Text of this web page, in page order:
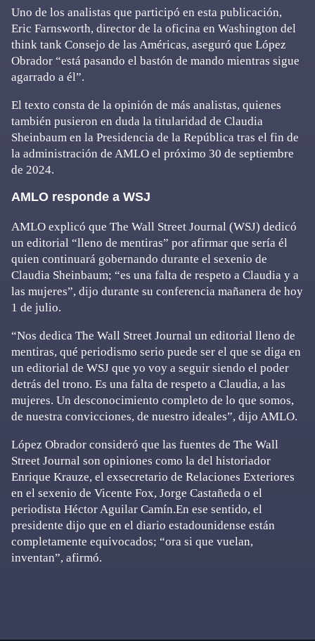
Uno de los analistas que participó en esta publicación,
Eric Farnsworth, director de la oficina en Washington del
think tank Consejo de las Américas, aseguró que López
Obrador “está pasando el bastón de mando mientras sigue
agarrado a él”.
El texto consta de la opinión de más analistas, quienes
también pusieron en duda la titularidad de Claudia
Sheinbaum en la Presidencia de la República tras el fin de
la administración de AMLO el próximo 30 de septiembre
de 2024.
AMLO responde a WSJ
AMLO explicó que The Wall Street Journal (WSJ) dedicó
un editorial “lleno de mentiras” por afirmar que sería él
quien continuará gobernando durante el sexenio de
Claudia Sheinbaum; “es una falta de respeto a Claudia y a
las mujeres”, dijo durante su conferencia mañanera de hoy
1 de julio.
“Nos dedica The Wall Street Journal un editorial lleno de
mentiras, qué periodismo serio puede ser el que se diga en
un editorial de WSJ que yo voy a seguir siendo el poder
detrás del trono. Es una falta de respeto a Claudia, a las
mujeres. Un desconocimiento completo de lo que somos,
de nuestra convicciones, de nuestro ideales”, dijo AMLO.
López Obrador consideró que las fuentes de The Wall
Street Journal son opiniones como la del historiador
Enrique Krauze, el exsecretario de Relaciones Exteriores
en el sexenio de Vicente Fox, Jorge Castañeda o el
periodista Héctor Aguilar Camín.En ese sentido, el
presidente dijo que en el diario estadounidense están
completamente equivocados; “ora si que vuelan,
inventan”, afirmó.